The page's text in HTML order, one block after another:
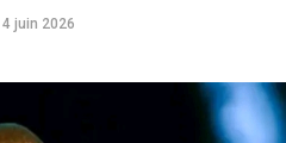
4 juin 2026